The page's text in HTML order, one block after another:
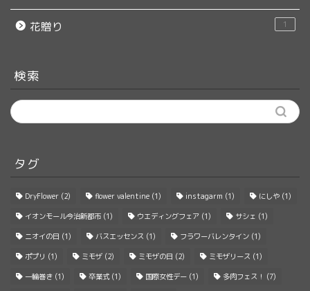
花贈り 1
検索
タグ
DryFlower (2) flower valentine (1) instagarm (1) にしや (1)
イオンモール今治新都市 (1) ウエディングフェア (1) サシェ (1)
ニオイの日 (1) バスエッセンス (1) フラワーバレンタイン (1)
ポプリ (1) ミモザ (2) ミモザの日 (2) ミモザリース (1)
一輪巻き (1) 卒業式(1) 国際女性デー (1) 多肉フェス！ (7)